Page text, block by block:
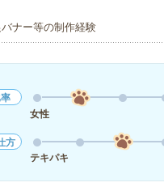
ナー等の制作経験
女性
方
テキパキ